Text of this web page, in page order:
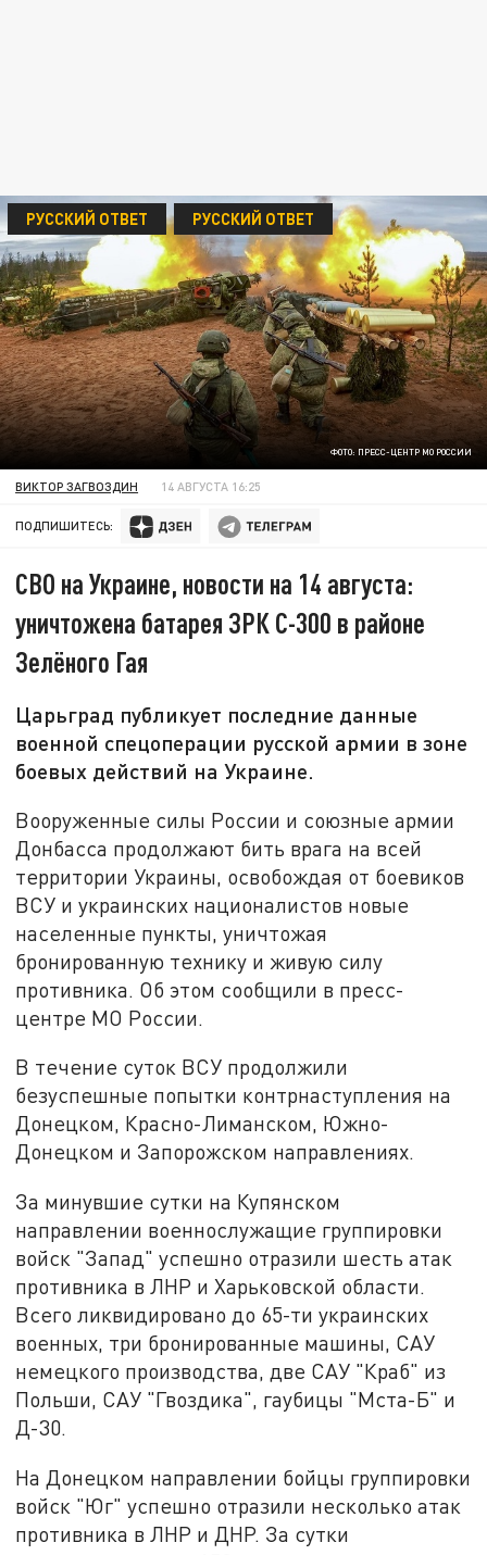
ФОТО: ПРЕСС-ЦЕНТР МО РОССИИ
РУССКИЙ ОТВЕТ РУССКИЙ ОТВЕТ
ВИКТОР ЗАГВОЗДИН 14 АВГУСТА 16:25
ПОДПИШИТЕСЬ:
СВО на Украине, новости на 14 августа:
уничтожена батарея ЗРК С-300 в районе
Зелёного Гая
Царьград публикует последние данные
военной спецоперации русской армии в зоне
боевых действий на Украине.
Вооруженные силы России и союзные армии
Донбасса продолжают бить врага на всей
территории Украины, освобождая от боевиков
ВСУ и украинских националистов новые
населенные пункты, уничтожая
бронированную технику и живую силу
противника. Об этом сообщили в пресс-
центре МО России.
В течение суток ВСУ продолжили
безуспешные попытки контрнаступления на
Донецком, Красно-Лиманском, Южно-
Донецком и Запорожском направлениях.
За минувшие сутки на Купянском
направлении военнослужащие группировки
войск "Запад" успешно отразили шесть атак
противника в ЛНР и Харьковской области.
Всего ликвидировано до 65-ти украинских
военных, три бронированные машины, САУ
немецкого производства, две САУ "Краб" из
Польши, САУ "Гвоздика", гаубицы "Мста-Б" и
Д-30.
На Донецком направлении бойцы группировки
войск "Юг" успешно отразили несколько атак
противника в ЛНР и ДНР. За сутки